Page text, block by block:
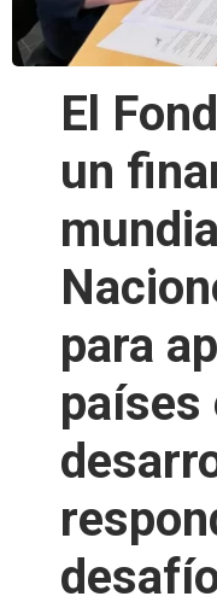
El
un
para
países